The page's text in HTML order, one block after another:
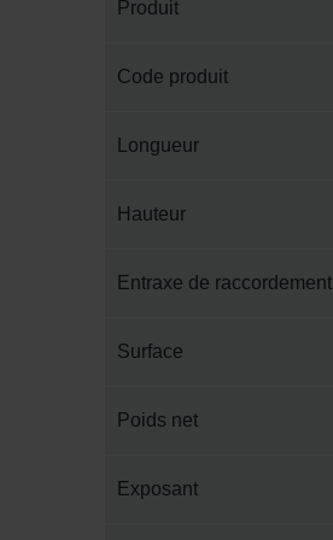
Produit
Code produit
Longueur
Hauteur
Entraxe de raccordement
Surface
Poids net
Exposant